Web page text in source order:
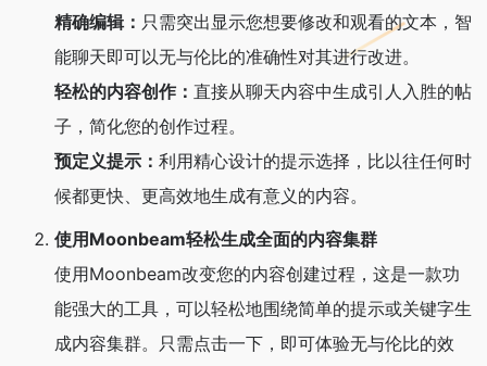
精确编辑： 只需突出显示您想要修改和观看的文本，智
能聊天即可以无与伦比的准确性对其进行改进。
轻松的内容创作： 直接从聊天内容中生成引人入胜的帖
子，简化您的创作过程。
预定义提示： 利用精心设计的提示选择，比以往任何时
候都更快、更高效地生成有意义的内容。
使用Moonbeam轻松生成全面的内容集群
使用Moonbeam改变您的内容创建过程，这是一款功
能强大的工具，可以轻松地围绕简单的提示或关键字生
成内容集群。只需点击一下，即可体验无与伦比的效